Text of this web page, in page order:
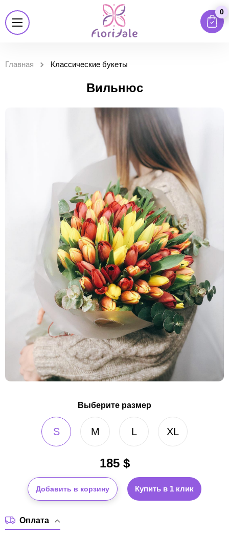
0
Главная Классические букеты
Вильнюс
Выберите размер
S M L XL
185$
Добавить в корзину Купить в 1 клик
Оплата